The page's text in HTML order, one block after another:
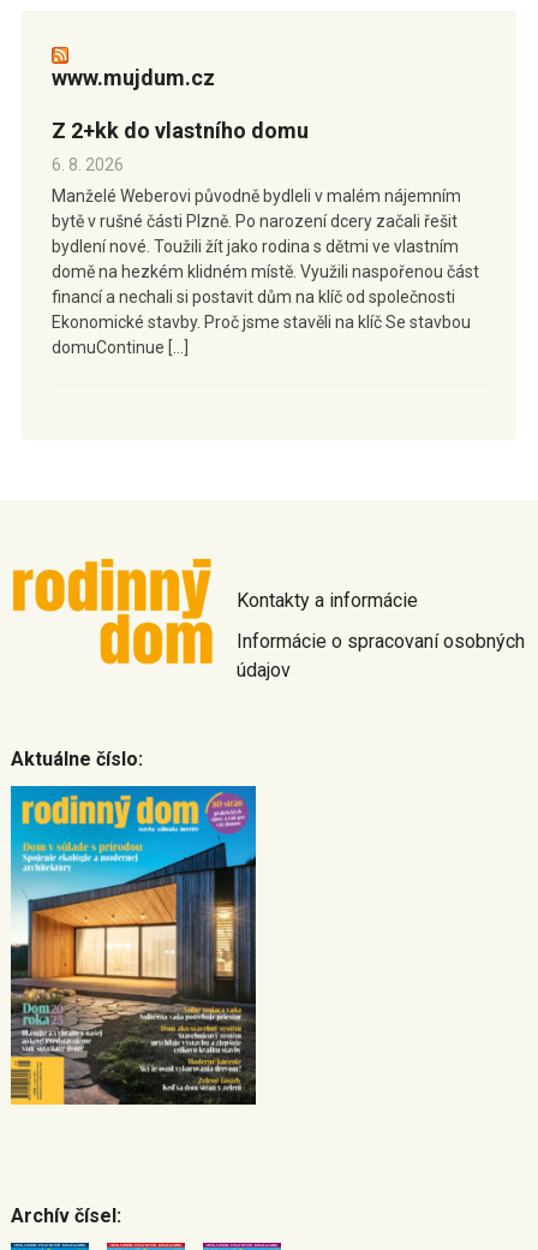
www.mujdum.cz
Z 2+kk do vlastního domu
6. 8. 2026
Manželé Weberovi původně bydleli v malém nájemním
bytě v rušné části Plzně. Po narození dcery začali řešit
bydlení nové. Toužili žít jako rodina s dětmi ve vlastním
domě na hezkém klidném místě. Využili naspořenou část
financí a nechali si postavit dům na klíč od společnosti
Ekonomické stavby. Proč jsme stavěli na klíč Se stavbou
domuContinue […]
Kontakty a informácie
Informácie o spracovaní osobných
údajov
Aktuálne číslo:
Archív čísel: